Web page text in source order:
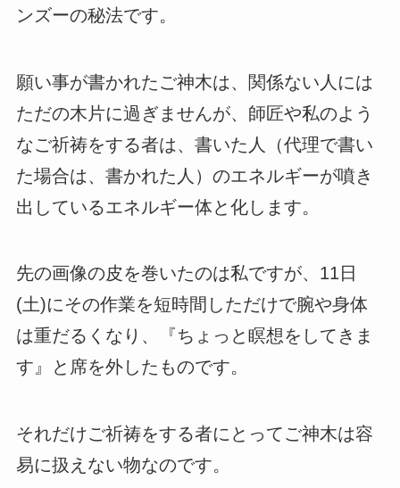
ンズーの秘法です。
願い事が書かれたご神木は、関係ない人には
ただの木片に過ぎませんが、師匠や私のよう
なご祈祷をする者は、書いた人（代理で書い
た場合は、書かれた人）のエネルギーが噴き
出しているエネルギー体と化します。
先の画像の皮を巻いたのは私ですが、11日
(土)にその作業を短時間しただけで腕や身体
は重だるくなり、『ちょっと瞑想をしてきま
す』と席を外したものです。
それだけご祈祷をする者にとってご神木は容
易に扱えない物なのです。